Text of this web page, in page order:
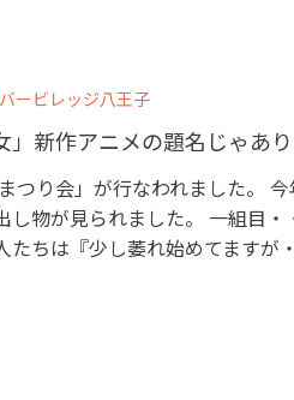
ービレッジ八王子
」新作アニメの題名じゃあ
つり会」が行なわれました。
し物が見られました。 一組目
たちは『少し萎れ始めてますが